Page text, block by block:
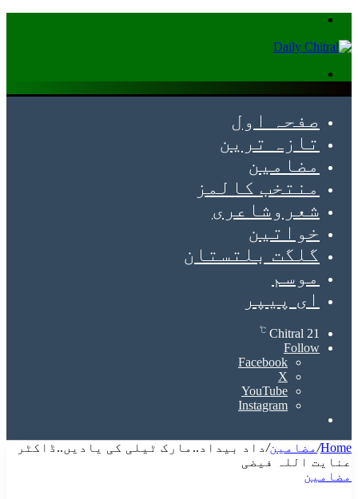
صفحہ اول
تازہ ترین
مضامین
منتخب کالمز
شعروشاعری
خواتین
گلگت بلتستان
موسم
ای پیپر
Chitral 21
℃
Follow
Facebook
X
YouTube
Instagram
Home
/مضامین/داد بیداد..مارک ٹیلی کی یادیں..ڈاکٹر
عنایت اللہ فیضی
مضامین